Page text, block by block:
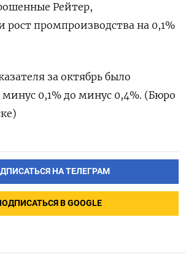
Рейтер,
рост промпроизводства на 0,1%​​
за октябрь было
минус 0,1% до минус 0,4%​. (Бюро
НА ТЕЛЕГРАМ
В GOOGLE